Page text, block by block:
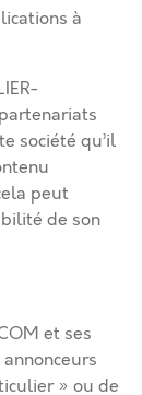
à
société qu’il
peut
de son
et ses
» ou de